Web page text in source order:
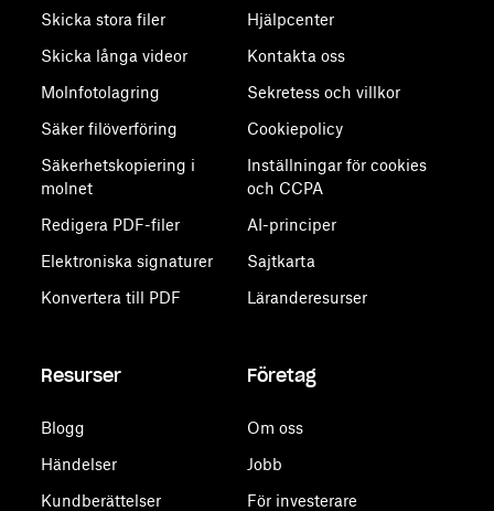
Skicka stora filer
Skicka långa videor
Molnfotolagring
Säker filöverföring
Säkerhetskopiering i
molnet
Redigera PDF-filer
Elektroniska signaturer
Konvertera till PDF
Hjälpcenter
Kontakta oss
Sekretess och villkor
Cookiepolicy
Inställningar för cookies
och CCPA
AI-principer
Sajtkarta
Läranderesurser
Resurser
Blogg
Händelser
Kundberättelser
Företag
Om oss
Jobb
För investerare